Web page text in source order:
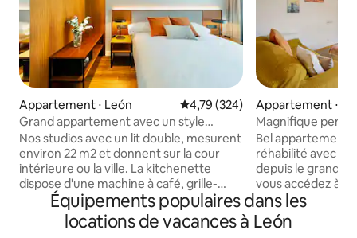
Appartement ⋅ León Évaluation moyenne sur la
4,79 (324)
Grand appartement avec un style
unique
Nos studios avec un lit double, mesurent
environ 22 m2 et donnent sur la cour
intérieure ou la ville. La kitchenette
dispose d'une machine à café, grille-
pain, micro-ondes avec barbecue,
réfrigérateur ou réfrigérateur, plaque
de cuisson et ustensiles de base. La salle
Appartement ⋅
Magnifique
côté de C/
Bel appartement
réhabilité avec
depuis le grand
vous accédez à
meublée pour
d'une vue
(et les tours de la
Équipements populaires dans les
locations de vacances à León